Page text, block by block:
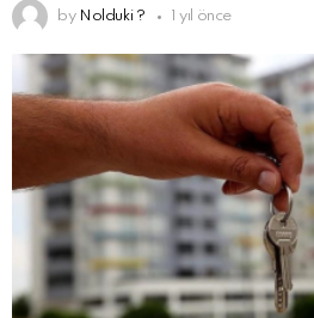
by Nolduki ? 1 yıl önce